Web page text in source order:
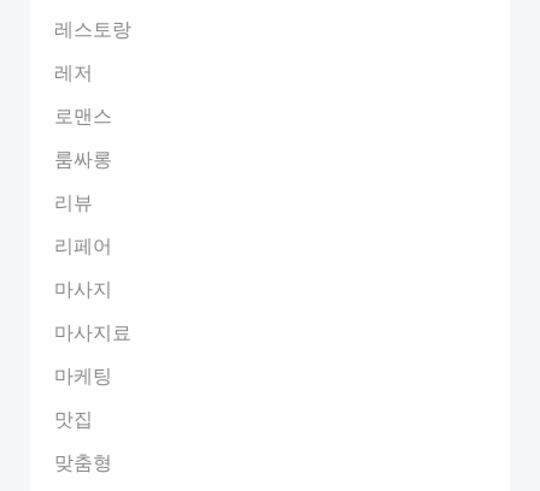
레스토랑
레저
로맨스
룸싸롱
리뷰
리페어
마사지
마사지료
마케팅
맛집
맞춤형